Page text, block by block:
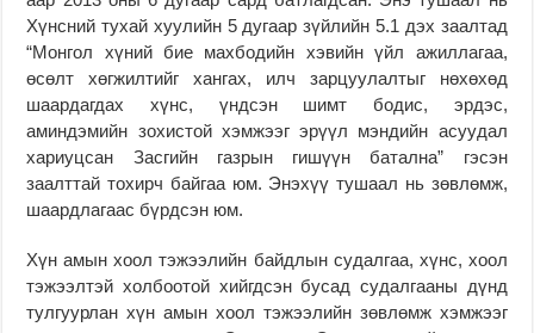
Хүнсний тухай хуулийн 5 дугаар зүйлийн 5.1 дэх заалтад
“Монгол хүний бие махбодийн хэвийн үйл ажиллагаа,
өсөлт хөгжилтийг хангах, илч зарцуулалтыг нөхөхөд
шаардагдах хүнс, үндсэн шимт бодис, эрдэс,
аминдэмийн зохистой хэмжээг эрүүл мэндийн асуудал
хариуцсан Засгийн газрын гишүүн батална” гэсэн
заалттай тохирч байгаа юм. Энэхүү тушаал нь зөвлөмж,
шаардлагаас бүрдсэн юм.
Хүн амын хоол тэжээлийн байдлын судалгаа, хүнс, хоол
тэжээлтэй холбоотой хийгдсэн бусад судалгааны дүнд
тулгуурлан хүн амын хоол тэжээлийн зөвлөмж хэмжээг